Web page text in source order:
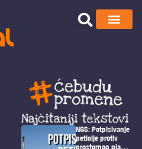
Najčitaniji tekstovi
NGS: Potpisivanje
peticije protiv
prostornog plana